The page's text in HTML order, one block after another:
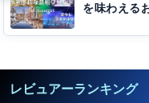
を味わえる
レビュアーランキング